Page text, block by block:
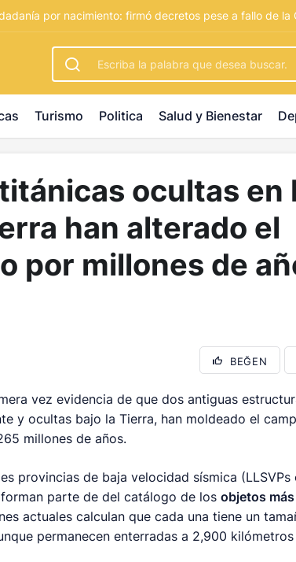
palacebet1.com - kralbet yeni giriş
por nacimiento: firmó decretos pese a fallo de la
Turismo Politica Salud y Bienestar
ocultas en
han alterado el
por millones de
BEĞEN
vez evidencia de que dos antiguas
y ocultas bajo la Tierra, han moldeado el
millones de años.
provincias de baja velocidad sísmica (LLSVPs
forman parte de del catálogo de losobjetos
actuales calculan que cada una tiene un
permanecen enterradas a 2,900